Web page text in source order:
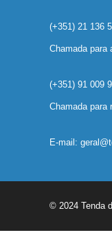
(+351) 21 136
Chamada para
(+351) 91 009
Chamada para
E-mail:
© 2024 Tenda